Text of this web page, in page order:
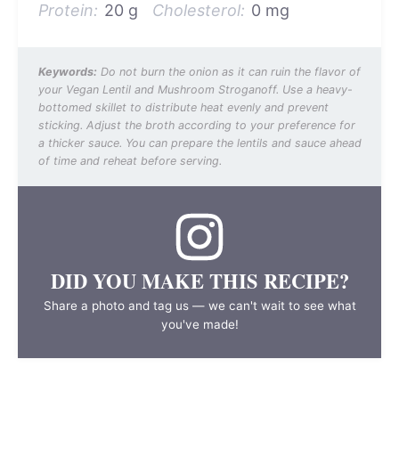
Protein: 20 g Cholesterol: 0 mg
Keywords: Do not burn the onion as it can ruin the flavor of
your Vegan Lentil and Mushroom Stroganoff. Use a heavy-
bottomed skillet to distribute heat evenly and prevent
sticking. Adjust the broth according to your preference for
a thicker sauce. You can prepare the lentils and sauce ahead
of time and reheat before serving.
DID YOU MAKE THIS RECIPE?
Share a photo and tag us — we can't wait to see what
you've made!